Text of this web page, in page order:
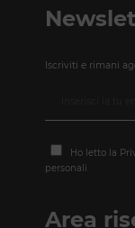
Iscriviti e rimani
Ho letto la
personali
Area